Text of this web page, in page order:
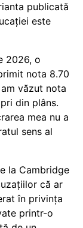
publicată
este
2026, o
nota 8.70
văzut nota
din plâns.
mea nu a
sens al
la Cambridge
că ar
în privința
printr-o